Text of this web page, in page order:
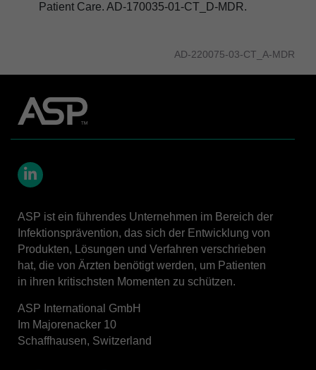
Patient Care. AD-170035-01-CT_D-MDR.
AD-220075-03-CT_A-MDR
ASP ist ein führendes Unternehmen im Bereich der
Infektionsprävention, das sich der Entwicklung von
Produkten, Lösungen und Verfahren verschrieben
hat, die von Ärzten benötigt werden, um Patienten
in ihren kritischsten Momenten zu schützen.
ASP International GmbH
Im Majorenacker 10
Schaffhausen, Switzerland